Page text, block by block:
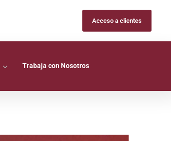
Acceso a clientes
Trabaja con Nosotros